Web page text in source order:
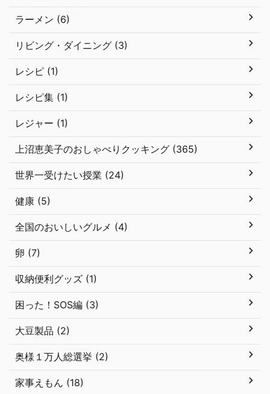
ラーメン (6)
リビング・ダイニング (3)
レシピ (1)
レシピ集 (1)
レジャー (1)
上沼恵美子のおしゃべりクッキング (365)
世界一受けたい授業 (24)
健康 (5)
全国のおいしいグルメ (4)
卵 (7)
収納便利グッズ (1)
困った！SOS編 (3)
大豆製品 (2)
奥様１万人総選挙 (2)
家事えもん (18)